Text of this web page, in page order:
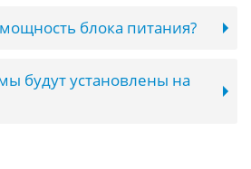
блока питания?
будут установлены на